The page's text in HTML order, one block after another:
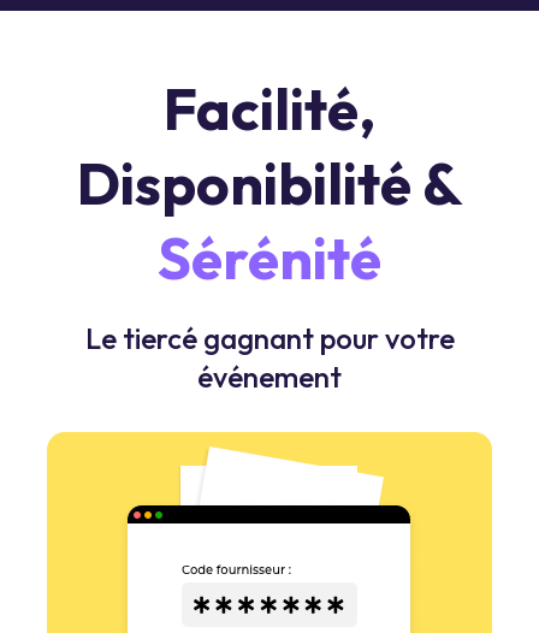
Facilité,
Disponibilité &
Sérénité
Le tiercé gagnant pour votre
événement